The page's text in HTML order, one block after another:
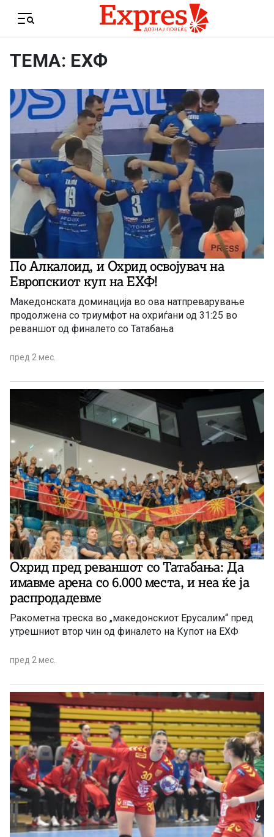
Menu
ТЕМА: ЕХФ
По Алкалоид, и Охрид освојувач на
Европскиот куп на ЕХФ!
Македонската доминација во ова натпреварување
продолжена со триумфот на охриѓани од 31:25 во
реваншот од финалето со Татабања
пред 2 мес.
Охрид пред реваншот со Татабања: Да
имавме арена со 6.000 места, и неа ќе ја
распродадевме
Ракометна треска во „македонскиот Ерусалим“ пред
утрешниот втор чин од финалето на Купот на ЕХФ
пред 2 мес.